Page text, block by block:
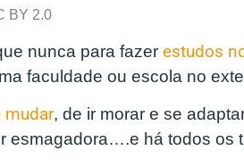
BY 2.0
nunca para fazer estudos
faculdade ou escola no
mudar, de ir morar e se
esmagadora….e há todos os